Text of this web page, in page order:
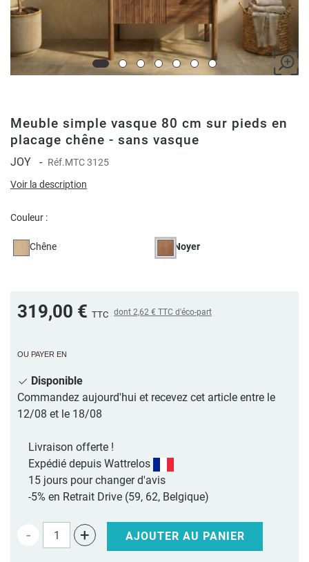
Meuble simple vasque 80 cm sur pieds en
placage chêne - sans vasque
JOY - Réf.MTC 3125
Voir la description
Couleur :
Chêne Noyer
319,00 € TTC dont 2,62 € TTC d'éco-part
OU PAYER EN
Disponible
Commandez aujourd'hui et recevez cet article entre le
12/08 et le 18/08
Livraison offerte !
Expédié depuis Wattrelos
15 jours pour changer d'avis
-5% en Retrait Drive (59, 62, Belgique)
- + AJOUTER AU PANIER